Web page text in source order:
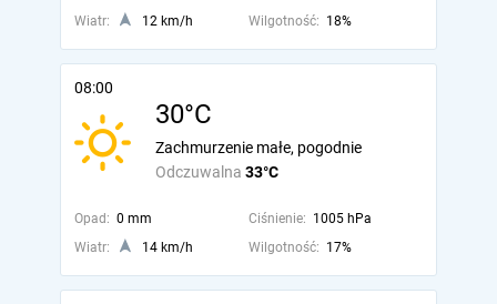
Wiatr: 12 km/h Wilgotność: 18%
08:00
30°C
Odczuwalna 33°C
Zachmurzenie małe, pogodnie
Opad: 0 mm Ciśnienie: 1005 hPa
Wiatr:
14 km/h Wilgotność: 17%